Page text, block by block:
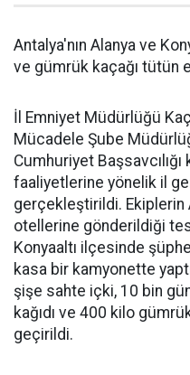
Antalya'nın Alanya ve
ve gümrük kaçağı tütün
İl Emniyet Müdürlüğü
Mücadele Şube
Cumhuriyet
faaliyetlerine yönelik il
gerçekleştirildi.
otellerine gönderildiği
Konyaaltı ilçesinde
kasa bir kamyonette
şişe sahte içki, 10 bin
kağıdı ve 400 kilo
geçirildi.